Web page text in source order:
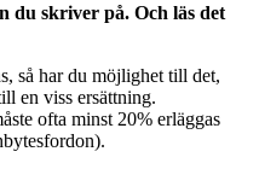
du skriver på. Och läs det
så har du möjlighet till det,
en viss ersättning.
ofta minst 20% erläggas